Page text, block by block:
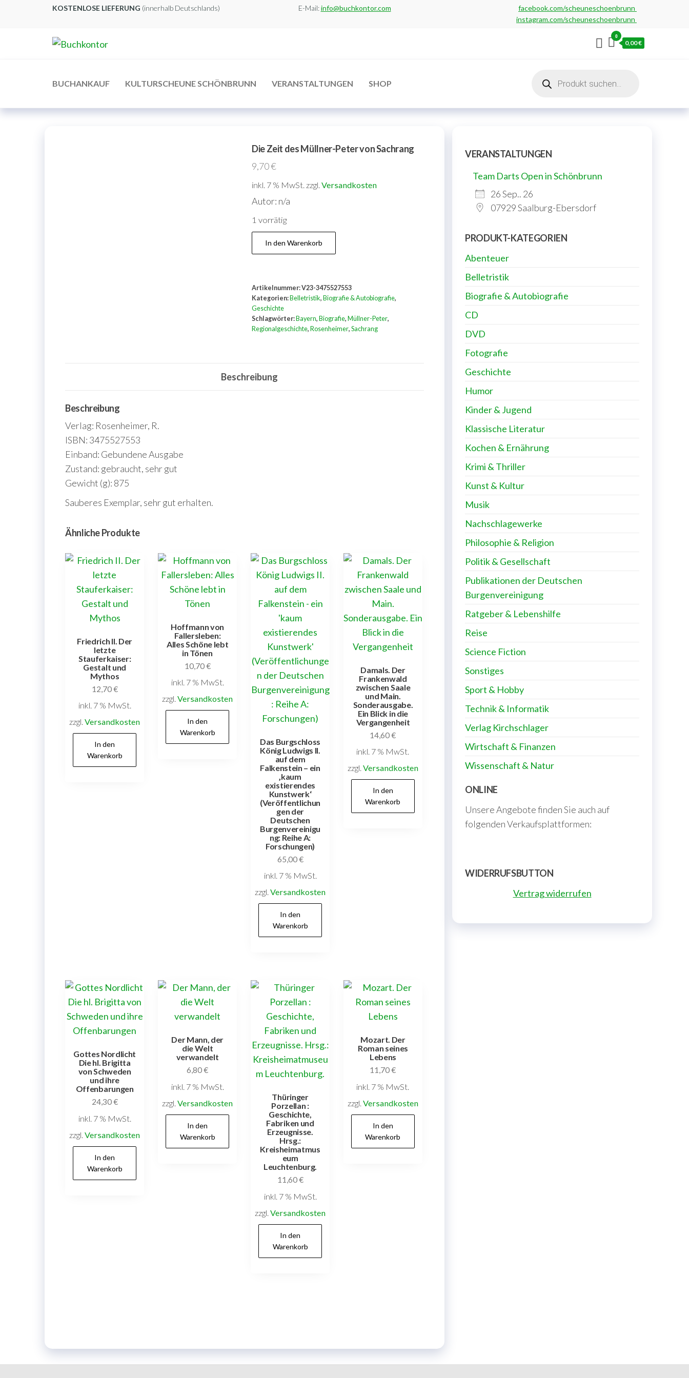
KOSTENLOSE LIEFERUNG (innerhalb Deutschlands) E-Mail:info@buchkontor.com
facebook.com/scheuneschoenbrunn
instagram.com/scheuneschoenbrunn
0
0,00 €
BUCHANKAUF KULTURSCHEUNE SCHÖNBRUNN VERANSTALTUNGEN SHOP
search
Die Zeit des Müllner-Peter von Sachrang
9,70€
inkl. 7 % MwSt. zzgl. Versandkosten
Autor: n/a
1 vorrätig
Zeit
Peter
von
Sachrang
In den Warenkorb
Artikelnummer:V23-3475527553
Kategorien: Belletristik, Biografie & Autobiografie,
Geschichte
Schlagwörter: Bayern, Biografie, Müllner-Peter,
Regionalgeschichte, Rosenheimer, Sachrang
Beschreibung
Beschreibung
Verlag: Rosenheimer, R.
ISBN: 3475527553
Einband: Gebundene Ausgabe
Zustand: gebraucht, sehr gut
Gewicht (g): 875
Sauberes Exemplar, sehr gut erhalten.
Ähnliche Produkte
Friedrich II. Der
letzte
Stauferkaiser:
Gestalt und
Mythos
12,70€
inkl. 7 % MwSt.
zzgl.Versandkosten
In den
Warenkorb
Hoffmann von
Fallersleben:
Alles Schöne lebt
in Tönen
10,70€
inkl. 7 % MwSt.
zzgl.Versandkosten
In den
Warenkorb
Das Burgschloss
König Ludwigs II.
auf dem
Falkenstein – ein
‚kaum
existierendes
Kunstwerk‘
(Veröffentlichun
gen der
Deutschen
Burgenvereinigu
ng: Reihe A:
Forschungen)
65,00€
inkl. 7 % MwSt.
zzgl.Versandkosten
In den
Warenkorb
Damals. Der
Frankenwald
zwischen Saale
und Main.
Sonderausgabe.
Ein Blick in die
Vergangenheit
14,60€
inkl. 7 % MwSt.
zzgl. Versandkosten
In den
Warenkorb
Gottes Nordlicht
Die hl. Brigitta
von Schweden
und ihre
Offenbarungen
24,30€
inkl. 7 % MwSt.
zzgl.Versandkosten
In den
Warenkorb
Der Mann, der
die Welt
verwandelt
6,80€
inkl. 7 % MwSt.
zzgl.Versandkosten
In den
Warenkorb
Thüringer
Porzellan :
Geschichte,
Fabriken und
Erzeugnisse.
Hrsg.:
Kreisheimatmus
eum
Leuchtenburg.
11,60€
inkl. 7 % MwSt.
zzgl.Versandkosten
In den
Warenkorb
Mozart. Der
Roman seines
Lebens
11,70€
inkl. 7 % MwSt.
zzgl. Versandkosten
In den
Warenkorb
VERANSTALTUNGEN
Team Darts Open in Schönbrunn
26 Sep.. 26
07929 Saalburg-Ebersdorf
PRODUKT-KATEGORIEN
Abenteuer
Belletristik
Biografie & Autobiografie
CD
DVD
Fotografie
Geschichte
Humor
Kinder & Jugend
Klassische Literatur
Kochen & Ernährung
Krimi & Thriller
Kunst & Kultur
Musik
Nachschlagewerke
Philosophie & Religion
Politik & Gesellschaft
Publikationen der Deutschen
Burgenvereinigung
Ratgeber & Lebenshilfe
Reise
Science Fiction
Sonstiges
Sport & Hobby
Technik & Informatik
Verlag Kirchschlager
Wirtschaft & Finanzen
Wissenschaft & Natur
ONLINE
Unsere Angebote finden Sie auch auf
folgenden Verkaufsplattformen:
WIDERRUFSBUTTON
Vertrag widerrufen